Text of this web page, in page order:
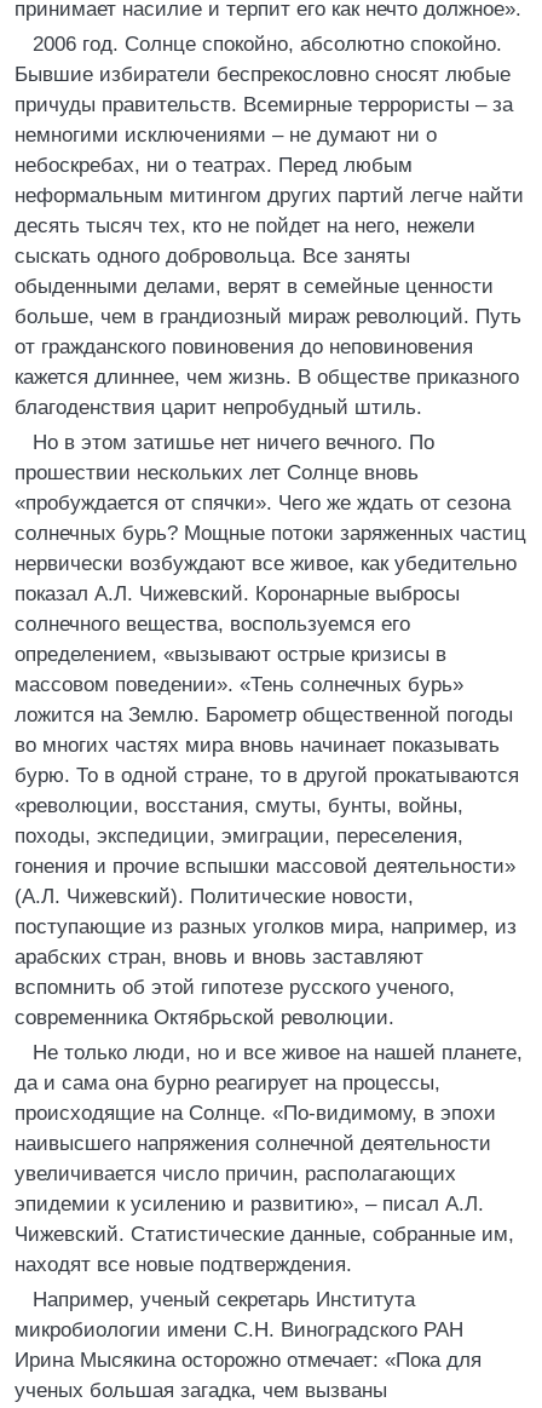
принимает насилие и терпит его как нечто должное».
2006 год. Солнце спокойно, абсолютно спокойно.
Бывшие избиратели беспрекословно сносят любые
причуды правительств. Всемирные террористы – за
немногими исключениями – не думают ни о
небоскребах, ни о театрах. Перед любым
неформальным митингом других партий легче найти
десять тысяч тех, кто не пойдет на него, нежели
сыскать одного добровольца. Все заняты
обыденными делами, верят в семейные ценности
больше, чем в грандиозный мираж революций. Путь
от гражданского повиновения до неповиновения
кажется длиннее, чем жизнь. В обществе приказного
благоденствия царит непробудный штиль.
Но в этом затишье нет ничего вечного. По
прошествии нескольких лет Солнце вновь
«пробуждается от спячки». Чего же ждать от сезона
солнечных бурь? Мощные потоки заряженных частиц
нервически возбуждают все живое, как убедительно
показал А.Л. Чижевский. Коронарные выбросы
солнечного вещества, воспользуемся его
определением, «вызывают острые кризисы в
массовом поведении». «Тень солнечных бурь»
ложится на Землю. Барометр общественной погоды
во многих частях мира вновь начинает показывать
бурю. То в одной стране, то в другой прокатываются
«революции, восстания, смуты, бунты, войны,
походы, экспедиции, эмиграции, переселения,
гонения и прочие вспышки массовой деятельности»
(А.Л. Чижевский). Политические новости,
поступающие из разных уголков мира, например, из
арабских стран, вновь и вновь заставляют
вспомнить об этой гипотезе русского ученого,
современника Октябрьской революции.
Не только люди, но и все живое на нашей планете,
да и сама она бурно реагирует на процессы,
происходящие на Солнце. «По-видимому, в эпохи
наивысшего напряжения солнечной деятельности
увеличивается число причин, располагающих
эпидемии к усилению и развитию», – писал А.Л.
Чижевский. Статистические данные, собранные им,
находят все новые подтверждения.
Например, ученый секретарь Института
микробиологии имени С.Н. Виноградского РАН
Ирина Мысякина осторожно отмечает: «Пока для
ученых большая загадка, чем вызваны